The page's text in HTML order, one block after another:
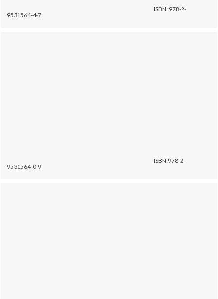
ISBN :978-2-
9531564-4-7
ISBN:978-2-
9531564-0-9